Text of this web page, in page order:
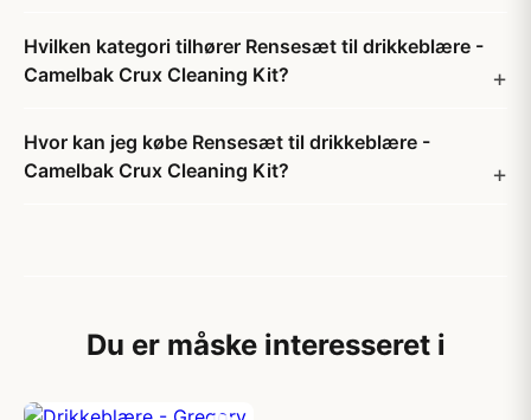
Hvilken kategori tilhører Rensesæt til drikkeblære -
Camelbak Crux Cleaning Kit?
Hvor kan jeg købe Rensesæt til drikkeblære -
Camelbak Crux Cleaning Kit?
Du er måske interesseret i